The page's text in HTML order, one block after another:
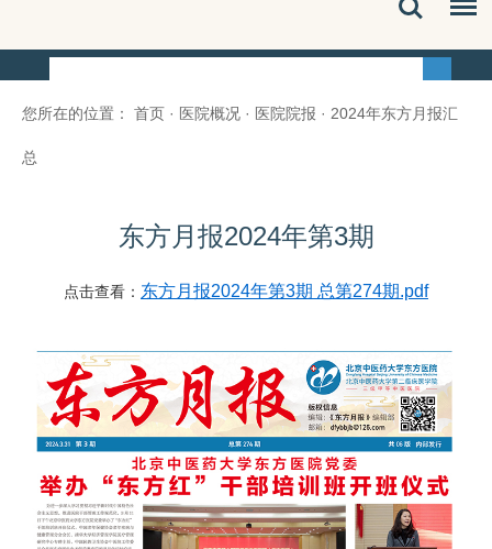
您所在的位置： 首页 · 医院概况 · 医院院报 · 2024年东方月报汇
总
东方月报2024年第3期
点击查看： 东方月报2024年第3期 总第274期.pdf